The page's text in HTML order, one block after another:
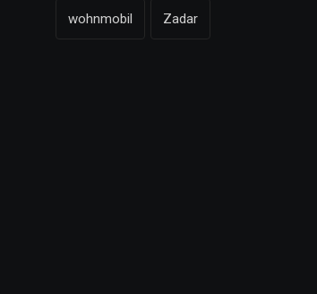
wohnmobil Zadar